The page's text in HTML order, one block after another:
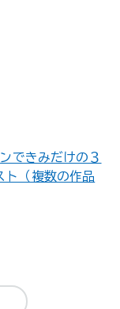
できみだけの３
ト（複数の作品